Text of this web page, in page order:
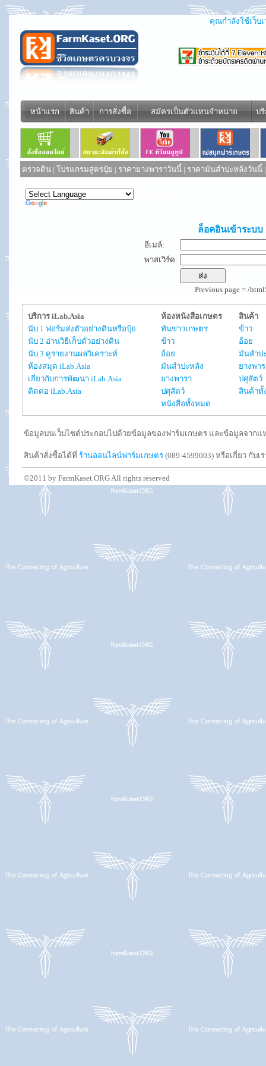
คุณกำลังใช้เว็บ
หน้าแรก สินค้า การสั่งซื้อ สมัครเป็นตัวแทนจำหน่าย บ
ตรวจดิน | โปรแกรมสูตรปุ๋ย | ราคายางพาราวันนี้ | ราคามันสำปะหลังวันนี้
ล็อคอินเข้าระบบ
อีเมล์:
พาสเวิร์ด:
Previous page = /
บริการ iLab.Asia
นับ 1 ฟอร์มส่งตัวอย่างดินหรือปุ๋ย
นับ 2 อ่านวิธีเก็บตัวอย่างดิน
นับ 3 ดูรายงานผลวิเคราะห์
ห้องสมุด iLab.Asia
เกี่ยวกับการพัฒนา iLab.Asia
ติดต่อ iLab.Asia
ห้องหนังสือเกษตร
ทันข่าวเกษตร
ข้าว
อ้อย
มันสำปะหลัง
ยางพารา
ปศุสัตว์
หนังสือทั้งหมด
สินค้า
ข้าว
อ้อย
มันสำป
ยางพา
ปศุสัตว์
สินค้าทั้
ข้อมูลบนเว็บไซต์ประกอบไปด้วยข้อมูลของฟาร์มเกษตร และข้อมูลจาก
สินค้าสั่งซื้อได้ที่ ร้านออนไลน์ฟาร์มเกษตร (089-4599003) หรือเกี่ยว กับเ
©2011 by FarmKaset.ORG All rights reserved